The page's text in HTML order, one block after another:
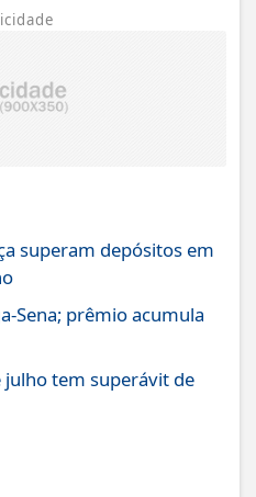
superam depósitos em
Sena; prêmio acumula
tem superávit de